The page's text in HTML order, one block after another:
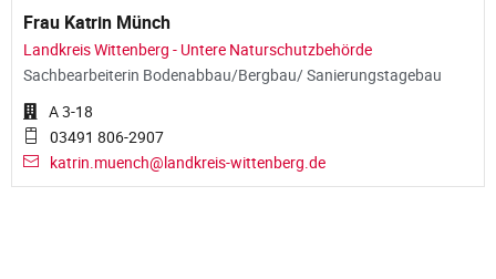
Frau Katrin Münch
Landkreis Wittenberg - Untere Naturschutzbehörde
Sachbearbeiterin Bodenabbau/Bergbau/ Sanierungstagebau
A 3-18
03491 806-2907
katrin.muench@landkreis-wittenberg.de